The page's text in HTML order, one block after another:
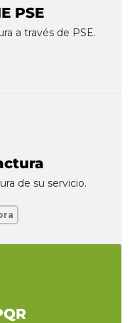
PSE
a través de PSE.
de su servicio.